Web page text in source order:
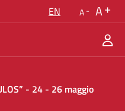
EN A A
- 24 - 26 maggio